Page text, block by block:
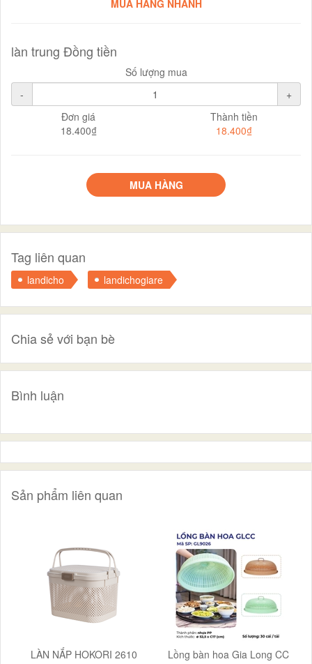
MUA HÀNG NHANH
làn trung Đồng tiền
Số lượng mua
-
+
Đơn giá
18.400₫
Thành tiền
18.400₫
MUA HÀNG
Tag liên quan
landicho landichogiare
Chia sẻ với bạn bè
Bình luận
Sản phẩm liên quan
LÀN NẮP HOKORI 2610
Lồng bàn hoa Gia Long CC